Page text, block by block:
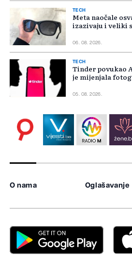
TECH
Meta naočale
izazivaju i veliki
06. 08. 2026.
TECH
Tinder povukao
je mijenjala
05. 08. 2026.
O nama Oglašavanje